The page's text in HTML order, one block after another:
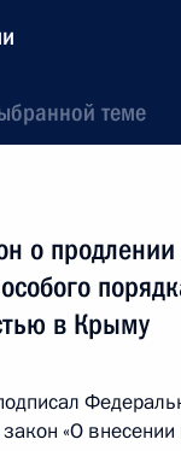
теме
о продлении
в Крыму
«О